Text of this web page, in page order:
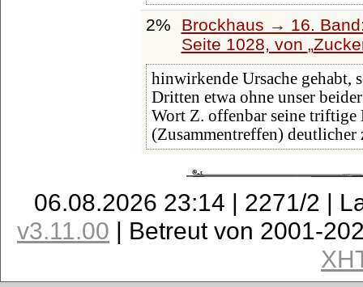
2%
Brockhaus → 16.
Seite 1028, von
hinwirkende Ursache gehabt,
Dritten etwa ohne unser
Wort Z. offenbar seine
(Zusammentreffen) deutlicher
06.08.2026 23:14 | 2271/2 |
v3.11.00 | Betreut von 2001-